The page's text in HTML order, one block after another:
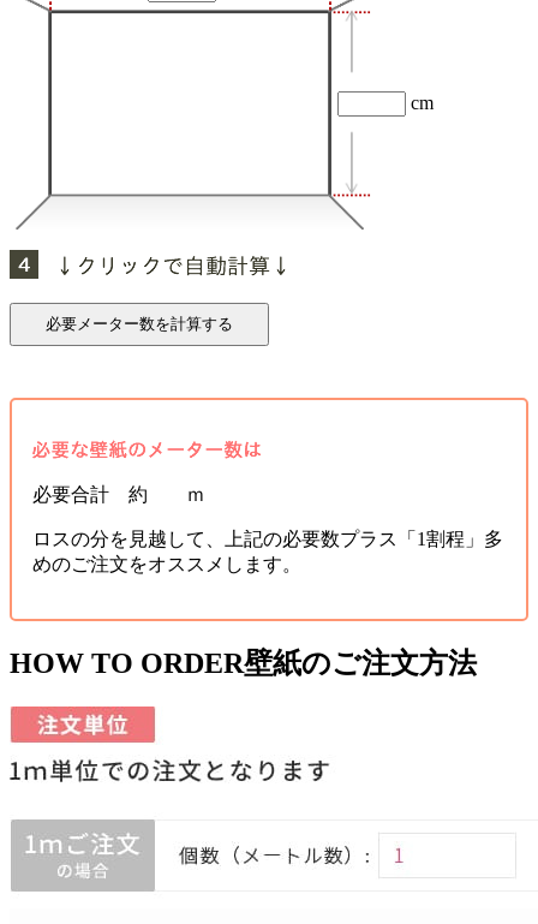
cm
必要合計 約 ｍ
ロスの分を見越して、上記の必要数プラス「1割程」多
めのご注文をオススメします。
HOW TO ORDER壁紙のご注文方法